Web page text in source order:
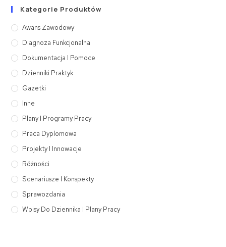
Kategorie Produktów
Awans Zawodowy
Diagnoza Funkcjonalna
Dokumentacja I Pomoce
Dzienniki Praktyk
Gazetki
Inne
Plany I Programy Pracy
Praca Dyplomowa
Projekty I Innowacje
Różności
Scenariusze I Konspekty
Sprawozdania
Wpisy Do Dziennika I Plany Pracy